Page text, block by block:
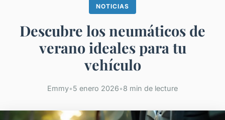
NOTICIAS
Descubre los neumáticos de
verano ideales para tu
vehículo
Emmy•5 enero 2026•8 min de lecture